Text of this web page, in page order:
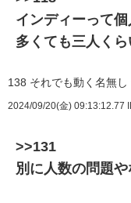
インディーって
多くても三人く
138 それでも動く名無
2024/09/20(金) 09:13:12.77
>>131
別に人数の問題